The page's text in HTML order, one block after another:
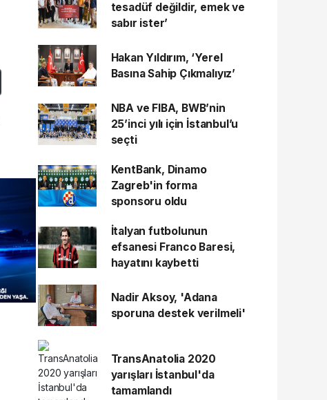
tesadüf değildir, emek ve
sabır ister’
Hakan Yıldırım, ‘Yerel
Basına Sahip Çıkmalıyız’
NBA ve FIBA, BWB’nin
25’inci yılı için İstanbul’u
seçti
KentBank, Dinamo
Zagreb'in forma
sponsoru oldu
İtalyan futbolunun
efsanesi Franco Baresi,
hayatını kaybetti
Nadir Aksoy, 'Adana
sporuna destek verilmeli'
TransAnatolia 2020
yarışları İstanbul'da
tamamlandı